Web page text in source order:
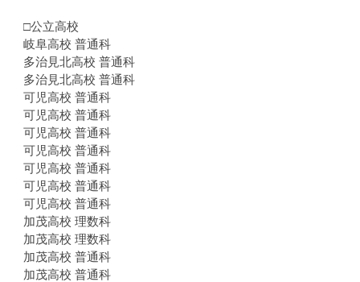
□公立高校
岐阜高校 普通科
多治見北高校 普通科
多治見北高校 普通科
可児高校 普通科
可児高校 普通科
可児高校 普通科
可児高校 普通科
可児高校 普通科
可児高校 普通科
可児高校 普通科
加茂高校 理数科
加茂高校 理数科
加茂高校 普通科
加茂高校 普通科